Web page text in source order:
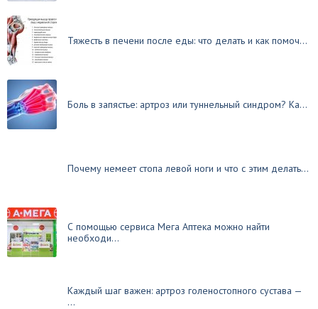
Тяжесть в печени после еды: что делать и как помоч...
Боль в запястье: артроз или туннельный синдром? Ка...
Почему немеет стопа левой ноги и что с этим делать...
С помощью сервиса Мега Аптека можно найти
необходи...
Каждый шаг важен: артроз голеностопного сустава —
...